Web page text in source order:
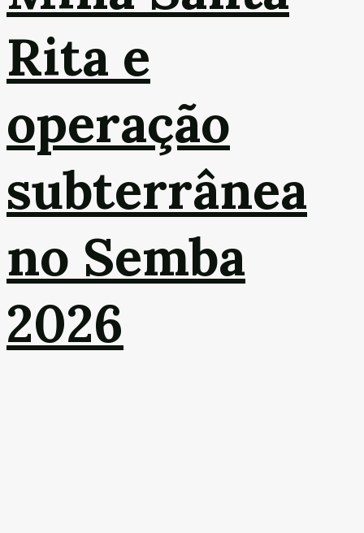
Rita e
operação
subterrânea
no Semba
2026